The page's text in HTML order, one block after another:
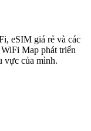
eSIM giá rẻ và các
Map phát triển
vực của mình.